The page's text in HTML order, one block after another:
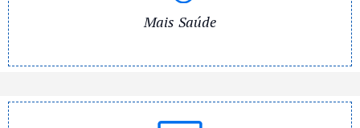
Mais Saúde